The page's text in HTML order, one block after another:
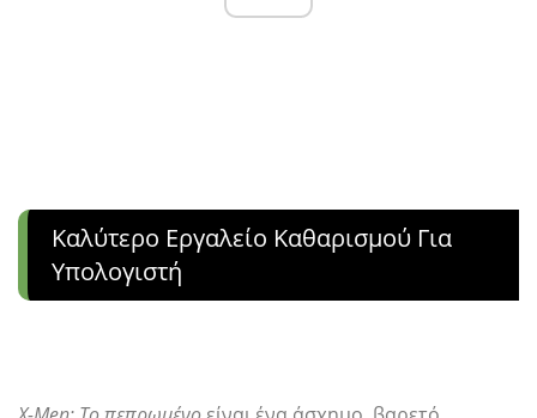
Καλύτερο Εργαλείο Καθαρισμού Για
Υπολογιστή